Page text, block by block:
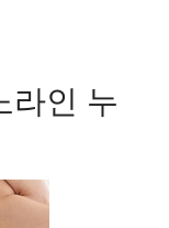
라인 누